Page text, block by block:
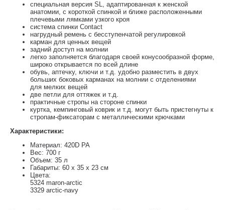
специальная версия SL, адаптированная к женской
анатомии, с короткой спинкой и ближе расположенными
плечевыми лямками узкого кроя
система спинки Contact
нагрудный ремень с бесступенчатой регулировкой
карман для ценных вещей
задний доступ на молнии
легко заполняется благодаря своей конусообразной форме,
широко открывается по всей длине
обувь, аптечку, ключи и т.д. удобно разместить в двух
больших боковых карманах на молнии с отделениями
для мелких вещей
две петли для оттяжек и т.д.
практичные стропы на стороне спинки
куртка, кемпинговый коврик и т.д. могут быть пристегнуты к
стропам-фиксаторам с металлическими крючками
Характеристики:
Материал: 420D PA
Вес: 700 г
Объем: 35 л
Габариты: 60 х 35 х 23 см
Цвета:
5324 maron-arctic
3329 arctic-navy